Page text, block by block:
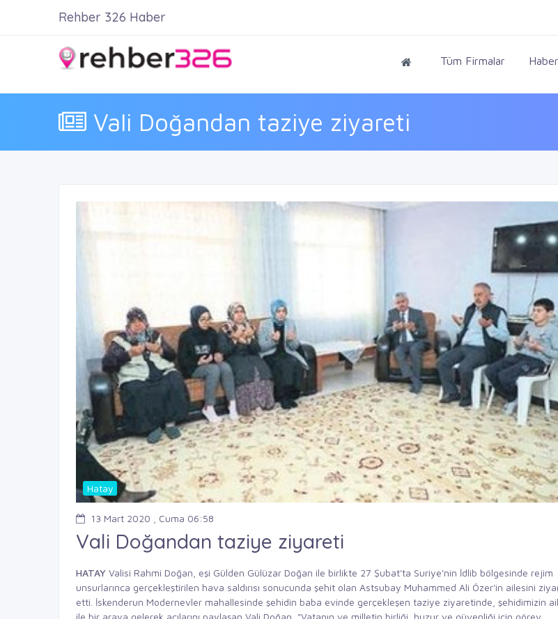
Tüm Firmalar
Vali Doğandan taziye ziyareti
Rehber 326 Haber
Hatay
13 Mart 2020 , Cuma 06:58
Vali Doğandan taziye ziyareti
HATAY Valisi Rahmi Doğan, eşi Gülden Gülüzar Doğan ile birlikte 27 Şubat'ta Suriye'nin İdlib bölgesinde rejim
unsurlarınca gerçekleştirilen hava saldırısı sonucunda şehit olan Astsubay Muhammed Ali Özer'in ailesini
etti. İskenderun Modernevler mahallesinde şehidin baba evinde gerçekleşen taziye ziyaretinde, şehidimizin
ile bir araya gelerek acılarını paylaşan Vali Doğan, "Vatanın ve milletin birliği, huzur ve güvenliği için görev